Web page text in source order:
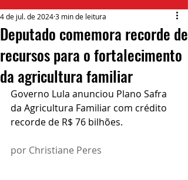
Deputado comemora recorde de
recursos para o fortalecimento
da agricultura familiar
4 de jul. de 20243 min de leitura
Governo Lula anunciou Plano Safra
da Agricultura Familiar com crédito
recorde de R$ 76 bilhões.
por Christiane Peres